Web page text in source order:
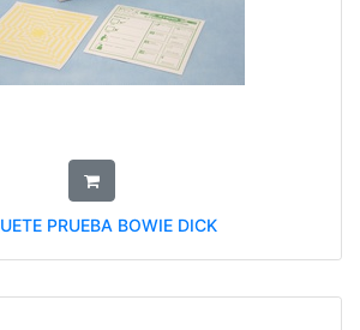
PRUEBA BOWIE DICK